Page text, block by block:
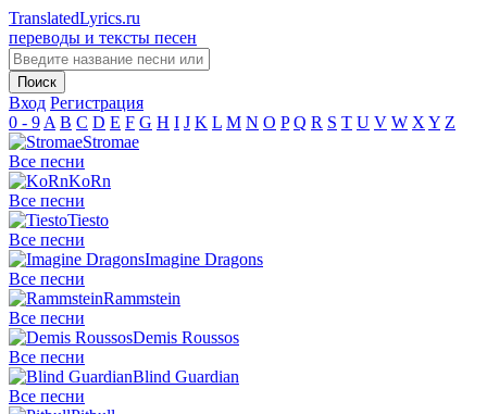
TranslatedLyrics.ru
переводы и тексты песен
Вход Регистрация
0 - 9 A B C D E F G H I J K L M N O P Q R S T U V W X Y Z
Stromae
Все песни
KoRn
Все песни
Tiesto
Все песни
Imagine Dragons
Все песни
Rammstein
Все песни
Demis Roussos
Все песни
Blind Guardian
Все песни